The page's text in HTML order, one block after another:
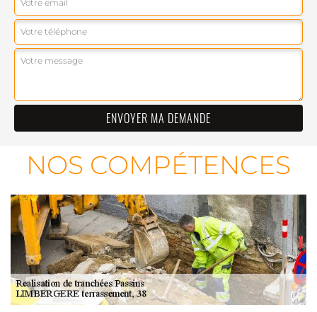
NOS COMPÉTENCES